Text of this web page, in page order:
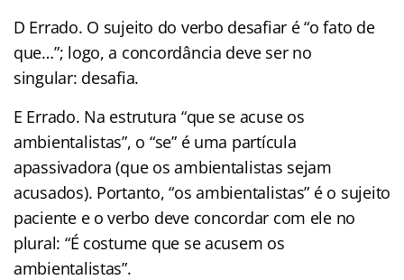
D Errado. O sujeito do verbo desafiar é “o fato de
que…”; logo, a concordância deve ser no
singular: desafia.
E Errado. Na estrutura “que se acuse os
ambientalistas”, o “se” é uma partícula
apassivadora (que os ambientalistas sejam
acusados). Portanto, “os ambientalistas” é o sujeito
paciente e o verbo deve concordar com ele no
plural: “É costume que se acusem os
ambientalistas”.